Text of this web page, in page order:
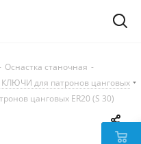
Оснастка станочная -
для патронов цанговых
цанговых ER20 (S 30)